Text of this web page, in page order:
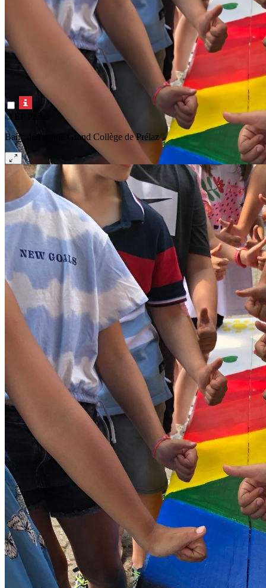
© EP Prélaz
Banc de l'amitié Grand Collège de Prélaz